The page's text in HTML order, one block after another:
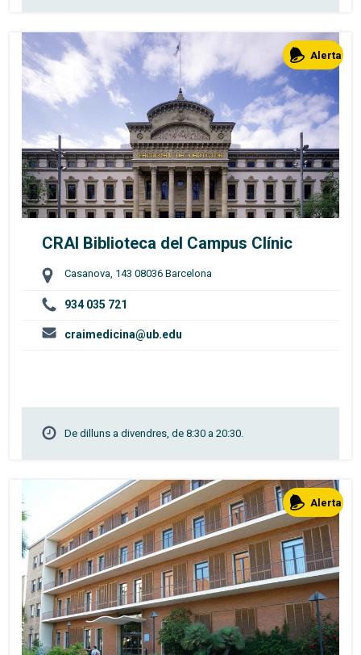
CRAI Biblioteca del Campus Clínic
Casanova, 143 08036 Barcelona
934 035 721
craimedicina@ub.edu
De dilluns a divendres, de 8:30 a 20:30.
Alerta
Alerta